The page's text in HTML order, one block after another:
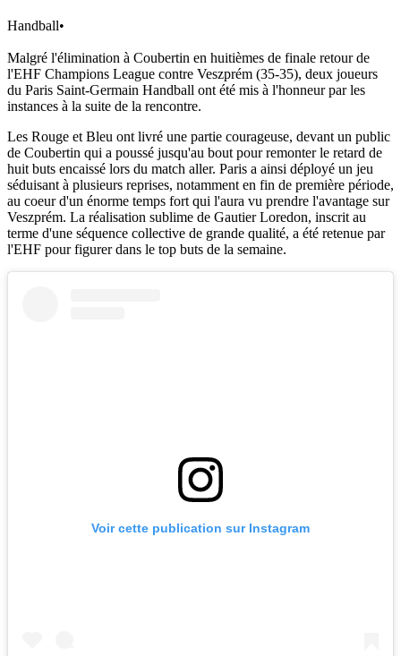
Handball•
Malgré l'élimination à Coubertin en huitièmes de finale retour de
l'EHF Champions League contre Veszprém (35-35), deux joueurs
du Paris Saint-Germain Handball ont été mis à l'honneur par les
instances à la suite de la rencontre.
Les Rouge et Bleu ont livré une partie courageuse, devant un public
de Coubertin qui a poussé jusqu'au bout pour remonter le retard de
huit buts encaissé lors du match aller. Paris a ainsi déployé un jeu
séduisant à plusieurs reprises, notamment en fin de première période,
au coeur d'un énorme temps fort qui l'aura vu prendre l'avantage sur
Veszprém. La réalisation sublime de Gautier Loredon, inscrit au
terme d'une séquence collective de grande qualité, a été retenue par
l'EHF pour figurer dans le top buts de la semaine.
Voir cette publication sur Instagram